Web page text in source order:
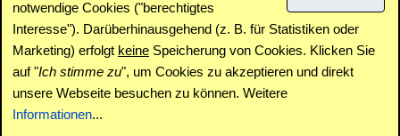
notwendige Cookies ("berechtigtes
Interesse"). Darüberhinausgehend (z. B. für Statistiken oder
Marketing) erfolgt keine Speicherung von Cookies. Klicken Sie
auf "Ich stimme zu", um Cookies zu akzeptieren und direkt
unsere Webseite besuchen zu können. Weitere
Informationen...
Impressum | Kontakt | Datenschutz / Cookies |
SPAM /
Abuse
| Newsletter | Forum